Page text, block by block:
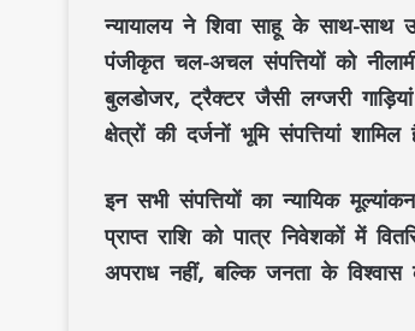
न्यायालय ने शिवा साहू के साथ-साथ
पंजीकृत चल-अचल संपत्तियों को
बुलडोजर, ट्रैक्टर जैसी लग्जरी
क्षेत्रों की दर्जनों भूमि संपत्तियां
इन सभी संपत्तियों का न्यायिक
प्राप्त राशि को पात्र निवेशकों में
अपराध नहीं, बल्कि जनता के